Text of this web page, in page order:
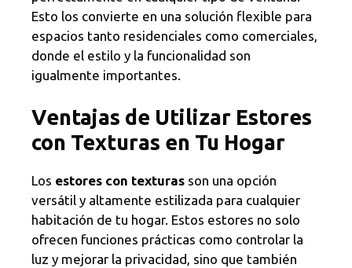
Esto los convierte en una solución flexible para
espacios tanto residenciales como comerciales,
donde el estilo y la funcionalidad son
igualmente importantes.
Ventajas de Utilizar Estores
con Texturas en Tu Hogar
Los estores con texturas son una opción
versátil y altamente estilizada para cualquier
habitación de tu hogar. Estos estores no solo
ofrecen funciones prácticas como controlar la
luz y mejorar la privacidad, sino que también